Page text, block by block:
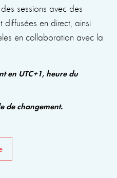
sessions avec des
diffusées en direct, ainsi
en collaboration avec la
en UTC+1, heure du
de changement.